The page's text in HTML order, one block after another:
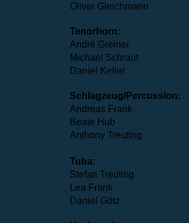
Oliver Gleichmann
Tenorhorn:
André Greiner
Michael Schraut
Daniel Keller
Schlagzeug/Percussion:
Andreas Frank
Beate Hub
Anthony Treuting
Tuba:
Stefan Treuting
Lea Frank
Daniel Götz